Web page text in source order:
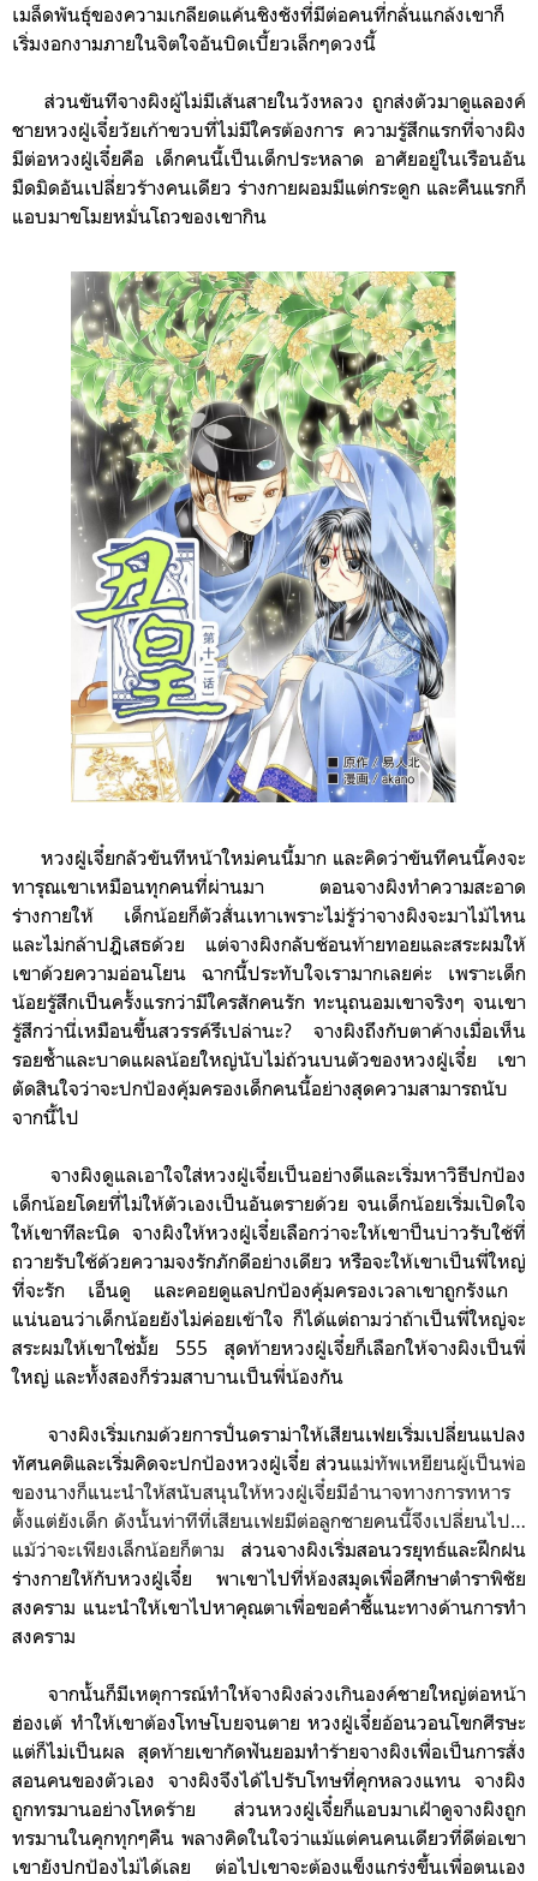
เมล็ดพันธุ์ของความเกลียดแค้นชิงชังที่มีต่อคนที่กลั่นแกล้งเขาก็
เริ่มงอกงามภายในจิตใจอันบิดเบี้ยวเล็กๆดวงนี้
ส่วนขันทีจางผิงผู้ไม่มีเส้นสายในวังหลวงถูกส่งตัวมาดูแลองค์
ชายหวงฝู่เจี๋ยวัยเก้าขวบที่ไม่มีใครต้องการ ความรู้สึกแรกที่จางผิง
มีต่อหวงฝู่เจี๋ยคือ เด็กคนนี้เป็นเด็กประหลาด อาศัยอยู่ในเรือนอัน
มืดมิดอันเปลี่ยวร้างคนเดียว ร่างกายผอมมีแต่กระดูก และคืนแรกก็
แอบมาขโมยหมั่นโถวของเขากิน
หวงฝู่เจี๋ยกลัวขันทีหน้าใหม่คนนี้มาก และคิดว่าขันทีคนนี้คงจะ
ทารุณเขาเหมือนทุกคนที่ผ่านมา ตอนจางผิงทำความสะอาด
ร่างกายให้ เด็กน้อยก็ตัวสั่นเทาเพราะไม่รู้ว่าจางผิงจะมาไม้ไหน
และไม่กล้าปฎิเสธด้วย แต่จางผิงกลับช้อนท้ายทอยและสระผมให้
เขาด้วยความอ่อนโยน ฉากนี้ประทับใจเรามากเลยค่ะ เพราะเด็ก
น้อยรู้สึกเป็นครั้งแรกว่ามีใครสักคนรัก ทะนุถนอมเขาจริงๆ จนเขา
รู้สึกว่านี่เหมือนขึ้นสวรรค์รึเปล่านะ? จางผิงถึงกับตาค้างเมื่อเห็น
รอยช้ำและบาดแผลน้อยใหญ่นับไม่ถ้วนบนตัวของหวงฝู่เจี๋ย เขา
ตัดสินใจว่าจะปกป้องคุ้มครองเด็กคนนี้อย่างสุดความสามารถนับ
จากนี้ไป
จางผิงดูแลเอาใจใส่หวงฝู่เจี๋ยเป็นอย่างดีและเริ่มหาวิธีปกป้อง
เด็กน้อยโดยที่ไม่ให้ตัวเองเป็นอันตรายด้วย จนเด็กน้อยเริ่มเปิดใจ
ให้เขาทีละนิด จางผิงให้หวงฝู่เจี๋ยเลือกว่าจะให้เขาป็นบ่าวรับใช้ที่
ถวายรับใช้ด้วยความจงรักภักดีอย่างเดียว หรือจะให้เขาเป็นพี่ใหญ่
ที่จะรัก เอ็นดู และคอยดูแลปกป้องคุ้มครองเวลาเขาถูกรังแก
แน่นอนว่าเด็กน้อยยังไม่ค่อยเข้าใจ ก็ได้แต่ถามว่าถ้าเป็นพี่ใหญ่จะ
สระผมให้เขาใช่มั้ย 555 สุดท้ายหวงฝู่เจี๋ยก็เลือกให้จางผิงเป็นพี่
ใหญ่ และทั้งสองก็ร่วมสาบานเป็นพี่น้องกัน
จางผิงเริ่มเกมด้วยการปั่นดราม่าให้เสียนเฟยเริ่มเปลี่ยนแปลง
ทัศนคติและเริ่มคิดจะปกป้องหวงฝู่เจี๋ย ส่วนแม่ทัพเหยียนผู้เป็นพ่อ
ของนางก็แนะนำให้สนับสนุนให้หวงฝู่เจี๋ยมีอำนาจทางการทหาร
ตั้งแต่ยังเด็ก ดังนั้นท่าทีที่เสียนเฟยมีต่อลูกชายคนนี้จึงเปลี่ยนไป…
แม้ว่าจะเพียงเล็กน้อยก็ตาม ส่วนจางผิงเริ่มสอนวรยุทธ์และฝึกฝน
ร่างกายให้กับหวงฝู่เจี๋ย พาเขาไปที่ห้องสมุดเพื่อศึกษาตำราพิชัย
สงคราม แนะนำให้เขาไปหาคุณตาเพื่อขอคำชี้แนะทางด้านการทำ
สงคราม
จากนั้นก็มีเหตุการณ์ทำให้จางผิงล่วงเกินองค์ชายใหญ่ต่อหน้า
ฮ่องเต้ ทำให้เขาต้องโทษโบยจนตาย หวงฝู่เจี๋ยอ้อนวอนโขกศีรษะ
แต่ก็ไม่เป็นผล สุดท้ายเขากัดฟันยอมทำร้ายจางผิงเพื่อเป็นการสั่ง
สอนคนของตัวเอง จางผิงจึงได้ไปรับโทษที่คุกหลวงแทน จางผิง
ถูกทรมานอย่างโหดร้าย ส่วนหวงฝู่เจี๋ยก็แอบมาเฝ้าดูจางผิงถูก
ทรมานในคุกทุกๆคืน พลางคิดในใจว่าแม้แต่คนคนเดียวที่ดีต่อเขา
เขายังปกป้องไม่ได้เลย ต่อไปเขาจะต้องแข็งแกร่งขึ้นเพื่อตนเอง